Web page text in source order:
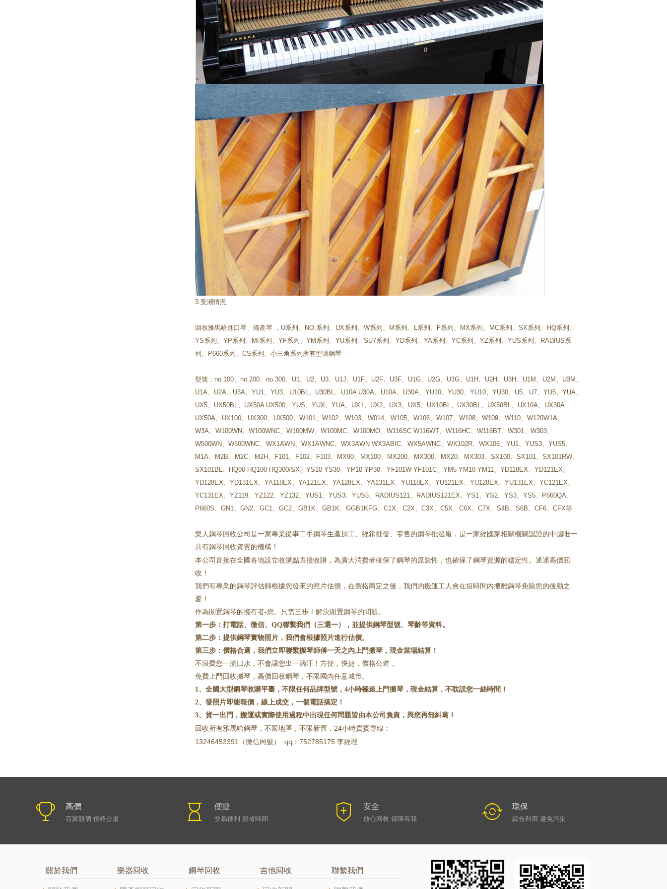
3.受潮情況
回收雅馬哈進口琴、國產琴 ，U系列、NO.系列、UX系列、W系列、M系列、L系列、F系列、MX系列、MC系列、SX系列、HQ系列、
YS系列、YP系列、MI系列、YF系列、YM系列、YU系列、SU7系列、YD系列、YA系列、YC系列、YZ系列、YUS系列、
RADIUS系
列 、 P660系列、CS系列、 小三角系列 所有型號鋼琴
型號：no.100、no.200、no.300、U1、U2、U3、U1J、 U1F、U2F、U3F、 U1G、U2G、U3G、 U1H、U2H、U3H、 U1M、U2M、U3M、
U1A、U2A、U3A、 YU1、YU3、 U10BL、U30BL、 U10A U30A、 U10A、U30A、 YU10、YU30、 YU10、YU30、 U5、U7、YU5、 YUA、
UX5、UX50BL、UX50A UX500、 YUS、YUX、YUA、 UX1、UX2、UX3、UX5、 UX10BL、UX30BL、UX50BL、 UX10A、UX30A
UX50A、 UX100、UX300、UX500、 W101、W102、W103、W014、W105、W106、W107、W108、W109、W110、W120W1A、
W3A、W100WN、W100WNC、W100MW、W100MC、W100MO、W116SC W116WT、W116HC、W116BT、W301、W303、
W500WN、W500WNC、WX1AWN、WX1AWNC、WX3AWN WX3ABIC、WX5AWNC、WX102R、WX106、YU1、YUS3、YUS5、
M1A、M2B、M2C、M2H、F101、F102、F103、MX90、MX100、MX200、MX300、MX20、MX303、SX100、SX101、SX101RW、
SX101BL、HQ90 HQ100 HQ300/SX、YS10 YS30、YP10 YP30、YF101W YF101C、YM5 YM10 YM11、 YD118EX、 YD121EX、
YD128EX、 YD131EX、 YA118EX、YA121EX、YA128EX、 YA131EX、 YU118EX、YU121EX、YU128EX、 YU131EX、 YC121EX、
YC131EX、YZ119、YZ122、YZ132、 YUS1、 YUS3、 YUS5、 RADIUS121、 RADIUS121EX、YS1、YS2、YS3、YS5、
P660QA、
P660S、GN1、GN2、GC1、GC2、 GB1K、 GB1K、GGB1KFG、C1X、 C2X、 C3X、 C5X、 C6X、 C7X、S4B、S6B、CF6、CFX等
樂人鋼琴回收公司是一家專業從事二手鋼琴生產加工、經銷批發、零售的鋼琴批發廠，是一家經國家相關機關認證的中國唯一
具有鋼琴回收資質的機構！
本公司直接在全國各地設立收購點直接收購，為廣大消費者確保了鋼琴的原裝性，也確保了鋼琴資源的穩定性。通通高價回
收！
我們有專業的鋼琴評估師根據您發來的照片估價，在價格商定之後，我們的搬運工人會在短時間內搬離鋼琴免除您的後顧之
憂！
作為閒置鋼琴的擁有者-您。只需三步！解決閒置鋼琴的問題。
第一步：打電話、微信、 QQ聯繫我們（三選一），並提供鋼琴型號、琴齡等資料。
第二步：提供鋼琴實物照片，我們會根據照片進行估價。
第三步：價格合適，我們立即聯繫搬琴師傅一天之內上門搬琴，現金當場結算！
不浪費您一滴口水，不會讓您出一滴汗！方便，快捷，價格公道，
免費上門回收搬琴，高價回收鋼琴，不限國內任意城市。
1、全國大型鋼琴收購平臺，不限任何品牌型號，4小時極速上門搬琴，現金結算，不耽誤您一絲時間！
2、發照片即能報價，線上成交，一個電話搞定！
3、貨一出門，搬運或實際使用過程中出現任何問題皆由本公司負責，與您再無糾葛！
回收所有雅馬哈鋼琴，不限地區 ，不限新舊 ， 24小時貴賓專線：
13246453391（微信同號） qq：752785175 李經理
高價
百家競價 價格公道
便捷
交易便利 節省時間
安全
放心回收 保障有我
環保
綜合利用 避免污染
關於我們 樂器回收 鋼琴回收 吉他回收 聯繫我們